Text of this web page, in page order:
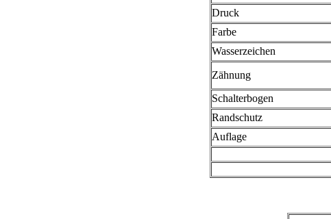
Druck
Farbe
Wasserzeichen
Zähnung
Schalterbogen
Randschutz
Auflage